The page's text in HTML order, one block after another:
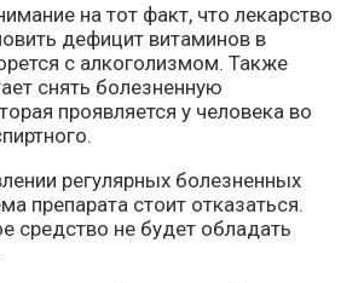
на тот факт, что лекарство
дефицит витаминов в
с алкоголизмом. Также
снять болезненную
проявляется у человека во
регулярных болезненных
препарата стоит отказаться.
средство не будет обладать